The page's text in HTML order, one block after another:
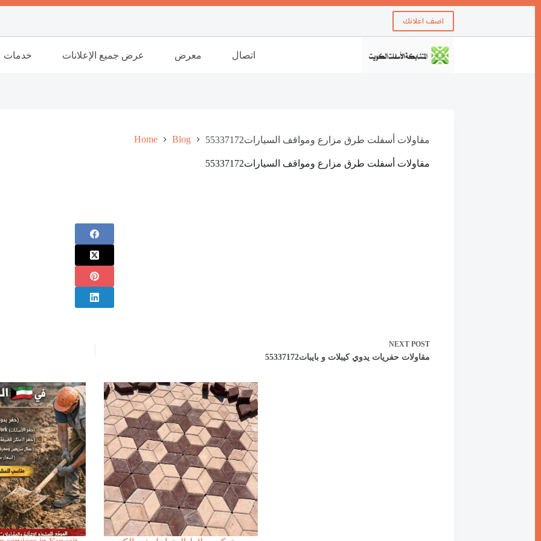
اضف اعلانك
خدمات عرض جميع الإعلانات معرض اتصال
Home Blog مقاولات أسفلت طرق مزارع ومواقف السيارات55337172
مقاولات أسفلت طرق مزارع ومواقف السيارات55337172
NEXT POST
مقاولات حفريات يدوي كيبلات و بايبات55337172